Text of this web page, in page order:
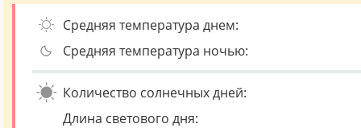
Средняя температура днем:
Средняя температура ночью:
Количество солнечных дней:
Длина светового дня: